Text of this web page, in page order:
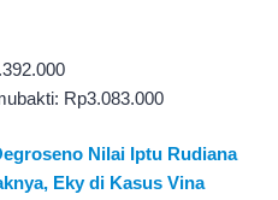
Rp3.083.000
Nilai Iptu Rudiana
Eky di Kasus Vina